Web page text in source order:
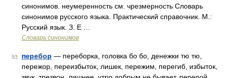
синонимов. неумеренность см. чрезмерность Словарь
синонимов русского языка. Практический справочник. М.:
Русский язык. З. Е …
Словарь синонимов
93 перебор — переборка, головка бо бо, денежки тю тю,
пережор, переизбыток, лишек, пережим, перегиб, избыток,